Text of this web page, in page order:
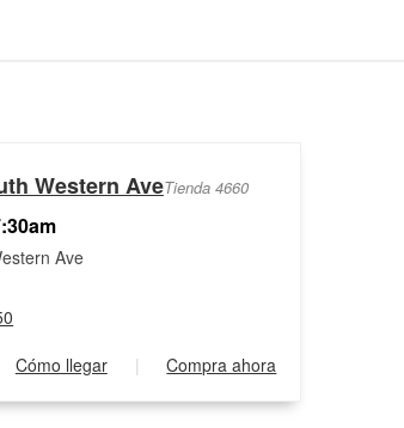
Western AveTienda 4660
Ave
Cómo llegar | Compra ahora